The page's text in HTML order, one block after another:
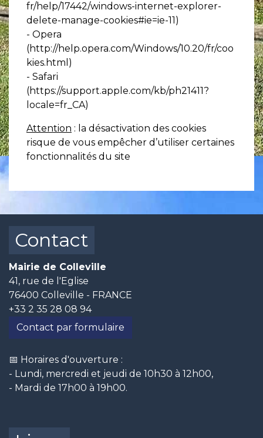
fr/help/17442/windows-internet-explorer-
delete-manage-cookies#ie=ie-11)
- Opera
(http://help.opera.com/Windows/10.20/fr/coo
kies.html )
- Safari
(https://support.apple.com/kb/ph21411?
locale=fr_CA)
Attention : la désactivation des cookies
risque de vous empêcher d’utiliser certaines
fonctionnalités du site
Contact
Mairie de Colleville
41, rue de l'Eglise
76400 Colleville - FRANCE
+33 2 35 28 08 94
Contact par formulaire
📅 Horaires d'ouverture :
- Lundi, mercredi et jeudi de 10h30 à 12h00,
- Mardi de 17h00 à 19h00.